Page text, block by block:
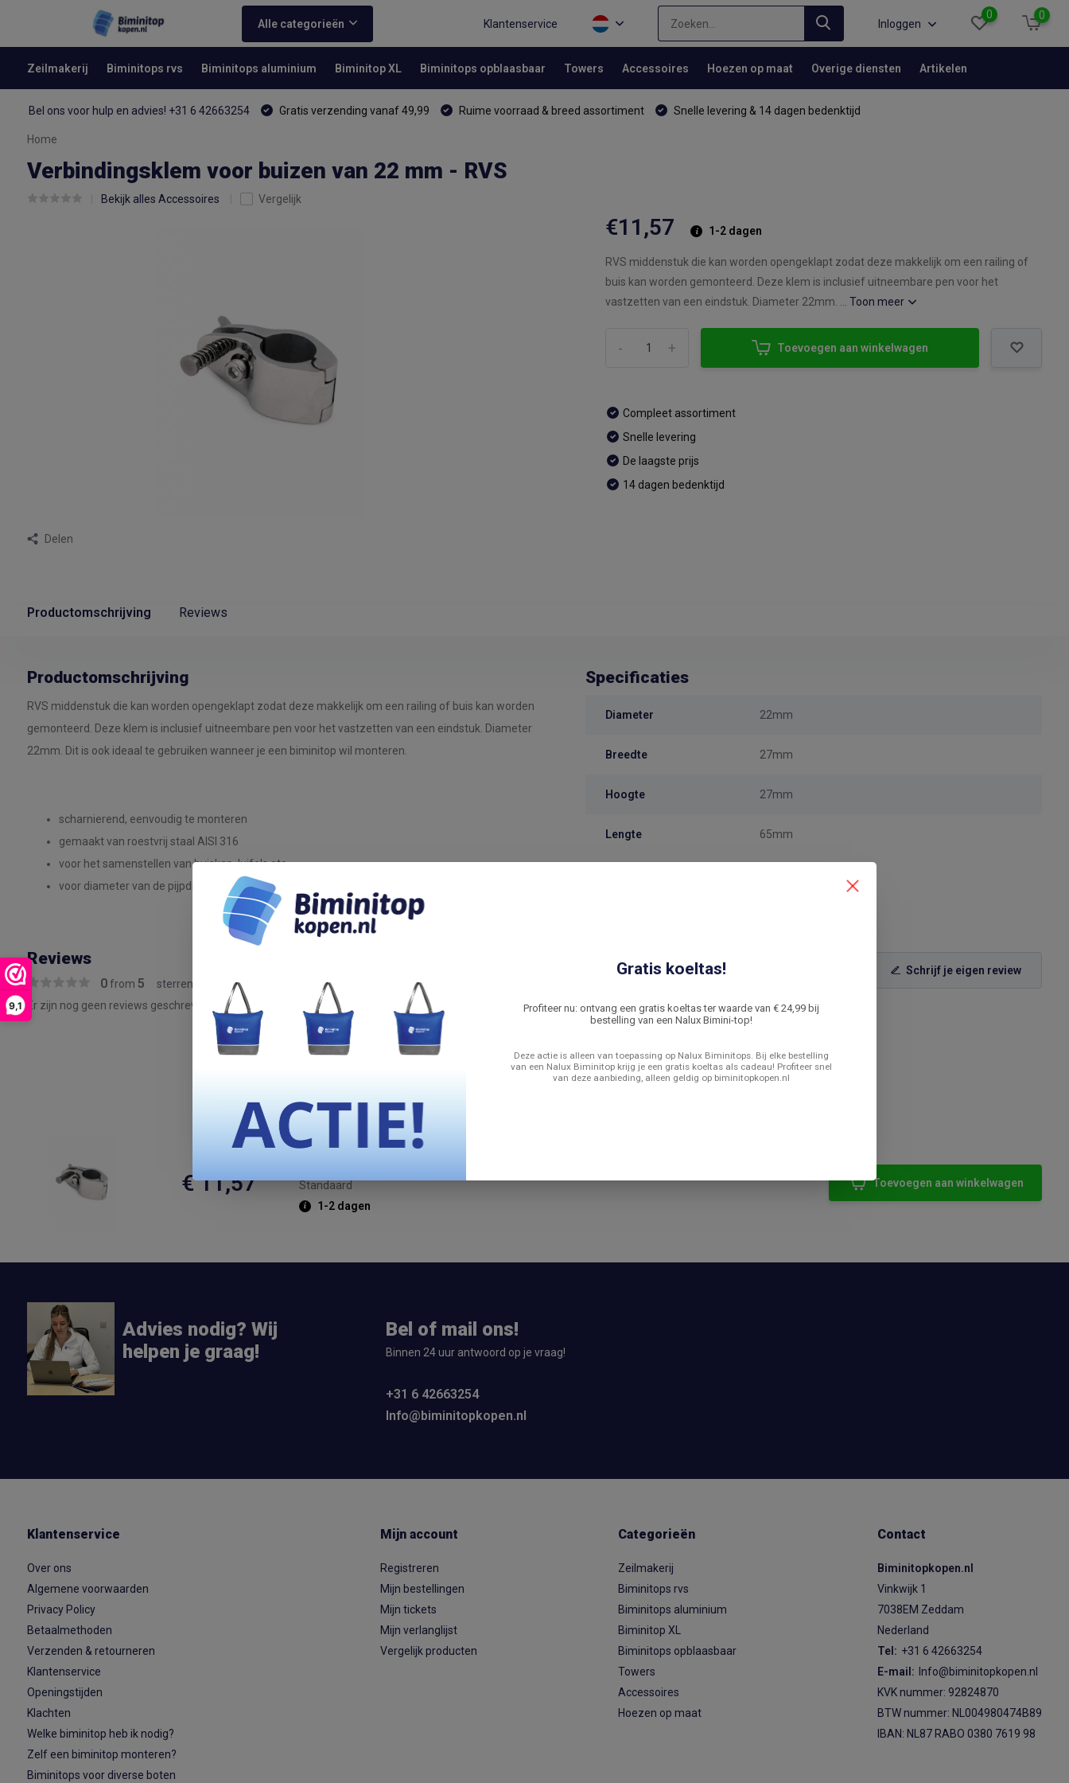
9,1
Alle categorieën Klantenservice Inloggen
0 0
Zeilmakerij Biminitops rvs Biminitops aluminium Biminitop XL Biminitops opblaasbaar Towers Accessoires Hoezen op maat Overige diensten Artikelen
Bel ons voor hulp en advies! +31 6 42663254 Gratis verzending vanaf 49,99 Ruime voorraad & breed assortiment Snelle levering & 14 dagen bedenktijd
Home
Verbindingsklem voor buizen van 22 mm - RVS
Bekijk alles Accessoires Vergelijk
Delen
€11,57 1-2 dagen
RVS middenstuk die kan worden opengeklapt zodat deze makkelijk om een railing of
buis kan worden gemonteerd. Deze klem is inclusief uitneembare pen voor het
vastzetten van een eindstuk. Diameter 22mm. ...Toon meer
+
- Toevoegen aan winkelwagen
Compleet assortiment
Snelle levering
De laagste prijs
14 dagen bedenktijd
Productomschrijving Reviews
Productomschrijving
RVS middenstuk die kan worden opengeklapt zodat deze makkelijk om een railing of buis kan worden
gemonteerd. Deze klem is inclusief uitneembare pen voor het vastzetten van een eindstuk. Diameter
22mm. Dit is ook ideaal te gebruiken wanneer je een biminitop wil monteren.
scharnierend, eenvoudig te monteren
gemaakt van roestvrij staal AISI 316
voor het samenstellen van buiskap, luifels etc.
voor diameter van de pijpdiameter 22 mm
Specificaties
Diameter 22mm
Breedte 27mm
Hoogte 27mm
Lengte 65mm
Reviews
0from 5 sterren
Schrijf je eigen review
Er zijn nog geen reviews geschreven over dit product..
€ 11,57
Standaard
1-2 dagen
Toevoegen aan winkelwagen
Advies nodig? Wij
helpen je graag!
Bel of mail ons!
Binnen 24 uur antwoord op je vraag!
+31 6 42663254
Info@biminitopkopen.nl
Klantenservice
Over ons
Algemene voorwaarden
Privacy Policy
Betaalmethoden
Verzenden & retourneren
Klantenservice
Openingstijden
Klachten
Welke biminitop heb ik nodig?
Zelf een biminitop monteren?
Biminitops voor diverse boten
Mijn account
Registreren
Mijn bestellingen
Mijn tickets
Mijn verlanglijst
Vergelijk producten
Categorieën
Zeilmakerij
Biminitops rvs
Biminitops aluminium
Biminitop XL
Biminitops opblaasbaar
Towers
Accessoires
Hoezen op maat
Contact
Biminitopkopen.nl
Vinkwijk 1
7038EM Zeddam
Nederland
Tel: +31 6 42663254
E-mail: Info@biminitopkopen.nl
KVK nummer: 92824870
BTW nummer: NL004980474B89
IBAN: NL87 RABO 0380 7619 98
Gratis koeltas!
Profiteer nu: ontvang een gratis koeltas ter waarde van € 24,99 bij
bestelling van een Nalux Bimini-top!
Deze actie is alleen van toepassing op Nalux Biminitops. Bij elke bestelling
van een Nalux Biminitop krijg je een gratis koeltas als cadeau! Profiteer snel
van deze aanbieding, alleen geldig op biminitopkopen.nl